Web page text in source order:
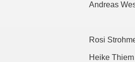
Andreas
Rosi
Heike Thiem